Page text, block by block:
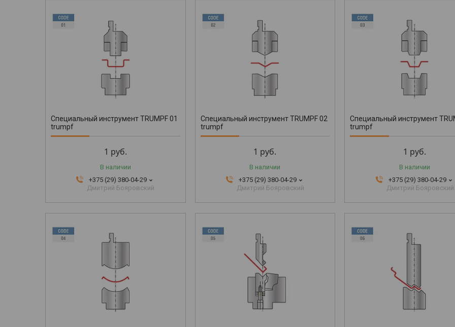
Специальный инструмент TRUMPF 01
trumpf
1 руб.
В наличии
+375 (29) 380-04-29
Дмитрий Бояровский
Специальный инструмент TRUMPF 02
trumpf
1 руб.
В наличии
+375 (29) 380-04-29
Дмитрий Бояровский
Специальный инструмент
trumpf
1 руб.
В наличии
+375 (29) 380-04-29
Дмитрий Бояровский